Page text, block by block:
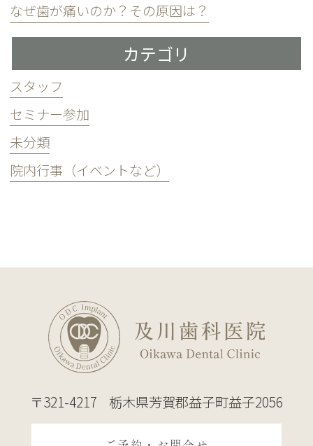
なぜ歯が痛いのか？その原因は？
カテゴリ
スタッフ
セミナー参加
未分類
院内行事（イベントなど）
〒321-4217 栃木県芳賀郡益子町益子2056